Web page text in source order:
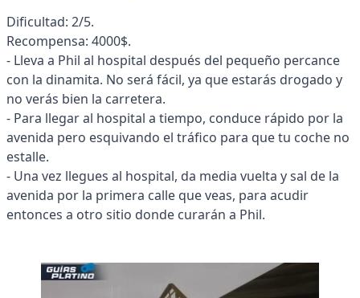
Dificultad: 2/5.
Recompensa: 4000$.
- Lleva a Phil al hospital después del pequeño percance
con la dinamita. No será fácil, ya que estarás drogado y
no verás bien la carretera.
- Para llegar al hospital a tiempo, conduce rápido por la
avenida pero esquivando el tráfico para que tu coche no
estalle.
- Una vez llegues al hospital, da media vuelta y sal de la
avenida por la primera calle que veas, para acudir
entonces a otro sitio donde curarán a Phil.